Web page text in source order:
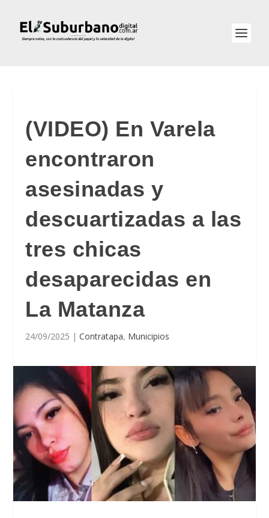
(VIDEO) En Varela
encontraron
asesinadas y
descuartizadas a las
tres chicas
desaparecidas en
La Matanza
24/09/2025 |Contratapa, Municipios